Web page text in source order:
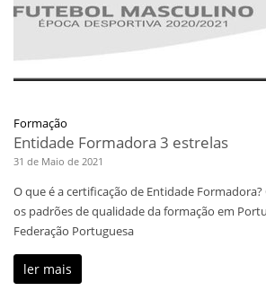
Formação
Entidade Formadora 3 estrelas
31 de Maio de 2021
O que é a certificação de Entidade
os padrões de qualidade da formação em
Federação Portuguesa
ler mais